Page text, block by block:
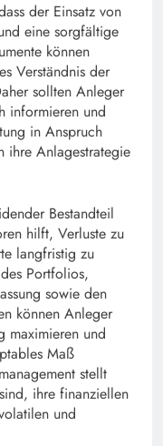
der Einsatz von
eine sorgfältige
können
Verständnis der
sollten Anleger
informieren und
in Anspruch
ihre Anlagestrategie
Bestandteil
hilft, Verluste zu
langfristig zu
Portfolios,
sowie den
können Anleger
maximieren und
Maß
stellt
ihre finanziellen
und